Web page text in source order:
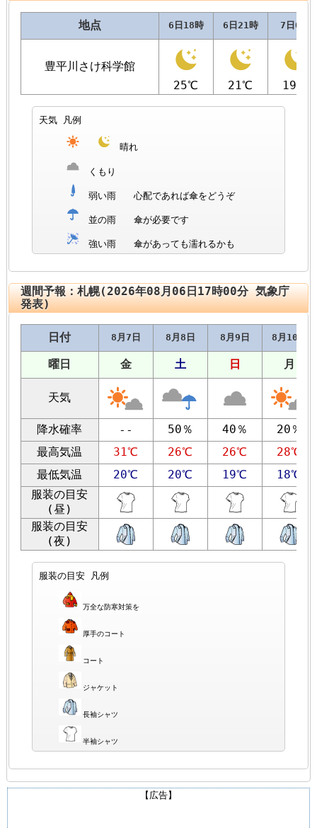
地点 6日18時 6日21時 7日0時
豊平川さけ科学館
25℃
21℃ 19℃
天気 凡例
晴れ
くもり
弱い雨 心配であれば傘をどうぞ
並の雨 傘が必要です
強い雨 傘があっても濡れるかも
週間予報：札幌(2026年08月06日17時00分 気象庁
発表)
日付 8月7日 8月8日 8月9日 8月10日
曜日 金 土 日 月
天気
降水確率 -- 50％ 40％
20％
最高気温
31℃ 26℃ 26℃
28℃
最低気温
20℃ 20℃ 19℃
18℃
服装の目安
(昼)
服装の目安
(夜)
服装の目安 凡例
万全な防寒対策を
厚手のコート
コート
ジャケット
長袖シャツ
半袖シャツ
【広告】